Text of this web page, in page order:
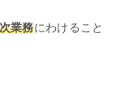
業務にわけること